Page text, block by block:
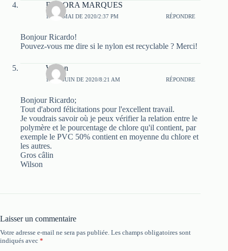
DEBORA MARQUES
12 DE MAI DE 2020/2:37 PM RÉPONDRE
Bonjour Ricardo!
Pouvez-vous me dire si le nylon est recyclable ? Merci!
Wilson
10 DE JUIN DE 2020/8:21 AM RÉPONDRE
Bonjour Ricardo;
Tout d'abord félicitations pour l'excellent travail.
Je voudrais savoir où je peux vérifier la relation entre le
polymère et le pourcentage de chlore qu'il contient, par
exemple le PVC 50% contient en moyenne du chlore et
les autres.
Gros câlin
Wilson
Laisser un commentaire
Votre adresse e-mail ne sera pas publiée. Les champs obligatoires sont
indiqués avec *